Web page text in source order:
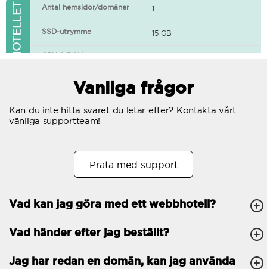
FUNKTIONER I WEBBHOTELLET Antal hemsidor/domäner 1
SSD-utrymme 15 GB
CPU & RAM
Gratis SSL-certifikat
Antal samtidiga
Antal subdomäner Obegränsat
cPanel
FTP, SSH, GIT
Vanliga frågor
Kan du inte hitta svaret du letar efter? Kontakta vårt
vänliga supportteam!
Prata med support
Vad kan jag göra med ett webbhotell?
Vad händer efter jag beställt?
Jag har redan en domän, kan jag använda